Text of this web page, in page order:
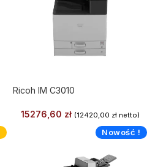
Ricoh IM C3010
15276,60 zł (12420,00 złnetto)
Nowość !